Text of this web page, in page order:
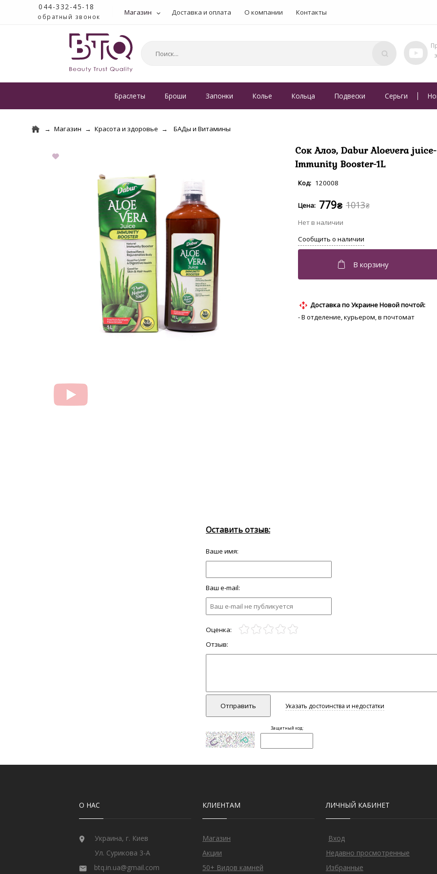
044-332-45-18
обратный звонок Магазин Доставка и оплата О компании Контакты
Браслеты Броши Запонки Колье Кольца Подвески Серьги
Магазин Красота и здоровье БАДы и Витамины
Сок Алоэ, Dabur Aloevera juice-
Immunity Booster-1L
120008
1013₴
779₴
Доставка по Украине Новой почтой:
- В отделение, курьером, в почтомат
О НАС
Украина, г. Киев
Ул. Сурикова 3-А
btq.in.ua@gmail.com
КЛИЕНТАМ
Магазин
Акции
50+ Видов камней
ЛИЧНЫЙ КАБИНЕТ
Вход
Недавно просмотренные
Избранные